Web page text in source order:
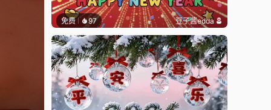
免费 97 豆子酱edda